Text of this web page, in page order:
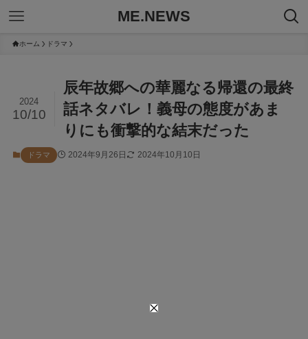
ME.NEWS
ホーム ドラマ
辰年故郷への華麗なる帰還の最終
話ネタバレ！義母の態度があま
りにも衝撃的な結末だった
2024
10/10
ドラマ 2024年9月26日 2024年10月10日